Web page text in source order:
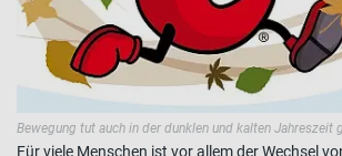
Bewegung tut auch in der dunklen und kalten Jahreszeit
Für viele Menschen ist vor allem der Wechsel